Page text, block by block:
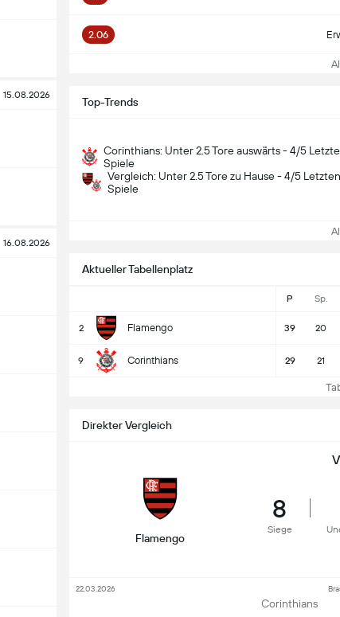
15.08.2026
16.08.2026
2.06
Top-Trends
Corinthians: Unter 2.5 Tore auswärts - 4/5
Spiele
Vergleich: Unter 2.5 Tore zu Hause - 4/5 Letzten
Spiele
Aktueller Tabellenplatz
P Sp.
2 Flamengo 39 20
9 Corinthians 29 21
Direkter Vergleich
Flamengo
8
Siege
Corinthians
22.03.2026